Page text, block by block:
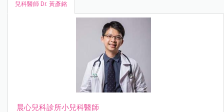
兒科醫師 Dr. 黃彥銘
晨心兒科診所小兒科醫師